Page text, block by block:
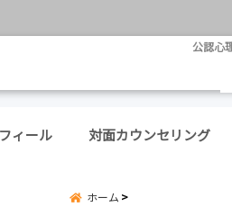
公認心
ィール 対面カウンセリング
ホーム